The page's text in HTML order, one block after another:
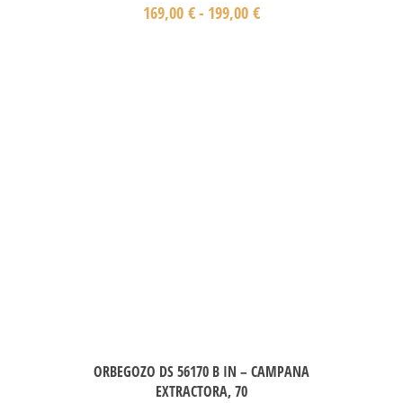
169,00 €- 199,00 €
ORBEGOZO DS 56170 B IN – CAMPANA
EXTRACTORA, 70